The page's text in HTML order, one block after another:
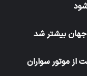
از موتور سواران